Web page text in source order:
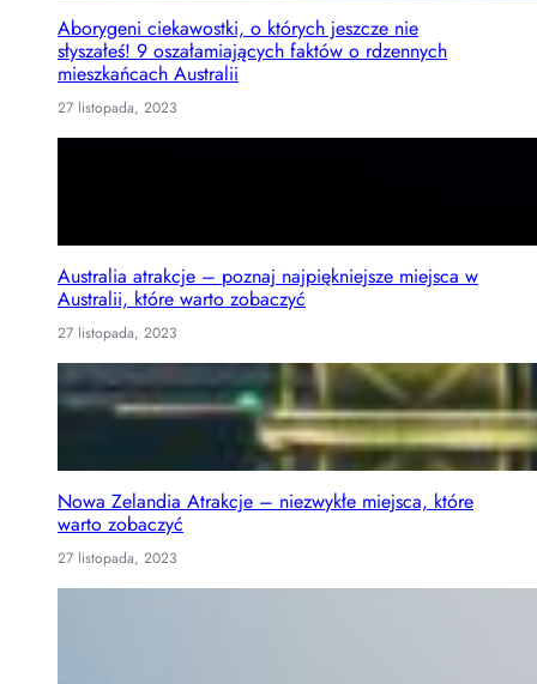
Aborygeni ciekawostki, o których jeszcze nie
słyszałeś! 9 oszałamiających faktów o rdzennych
mieszkańcach Australii
27 listopada, 2023
Australia atrakcje – poznaj najpiękniejsze miejsca w
Australii, które warto zobaczyć
27 listopada, 2023
Nowa Zelandia Atrakcje – niezwykłe miejsca, które
warto zobaczyć
27 listopada, 2023